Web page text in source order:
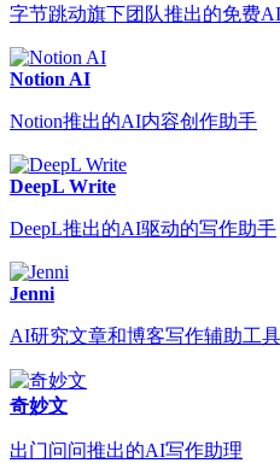
字节跳动旗下团队推出的免费
Notion AI
Notion推出的AI内容创作助手
DeepL Write
DeepL推出的AI驱动的写作助手
Jenni
AI研究文章和博客写作辅助工具
奇妙文
出门问问推出的AI写作助理